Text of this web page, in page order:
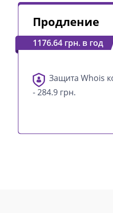
Продление
1176.64 грн. в год
Защита Whois
- 284.9 грн.